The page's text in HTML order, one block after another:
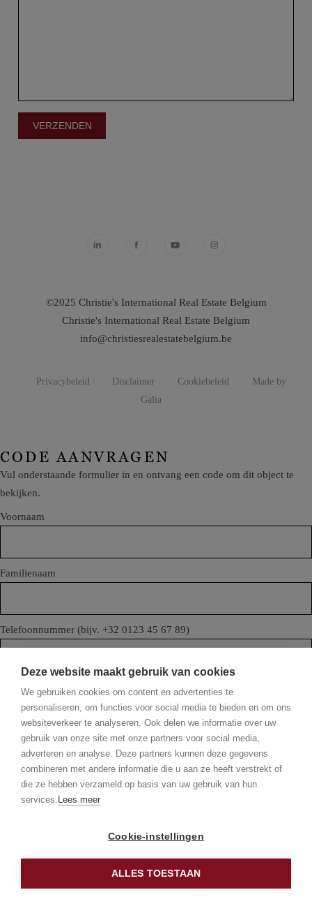
Fotogalerij
©2025 Christie's International Real Estate Belgium
Christie's International Real Estate Belgium
info@christiesrealestatebelgium.be
Privacybeleid Disclaimer Cookiebeleid
Made by
Galia
CODE AANVRAGEN
Vul onderstaande formulier in en ontvang een code om dit object te
bekijken.
Voornaam
Familienaam
Telefoonnummer (bijv. +32 0123 45 67 89)
E-mail
Bericht of aanvullende informatie
CODE INVOEREN
Deze website maakt gebruik van cookies
We gebruiken cookies om content en advertenties te
personaliseren, om functies voor social media te bieden en om ons
websiteverkeer te analyseren. Ook delen we informatie over uw
gebruik van onze site met onze partners voor social media,
adverteren en analyse. Deze partners kunnen deze gegevens
combineren met andere informatie die u aan ze heeft verstrekt of
die ze hebben verzameld op basis van uw gebruik van hun
services. Lees meer
Cookie-instellingen
ALLES TOESTAAN